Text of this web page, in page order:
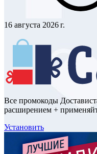
16 августа 2026 г.
Все промокоды
расширением +
Установить